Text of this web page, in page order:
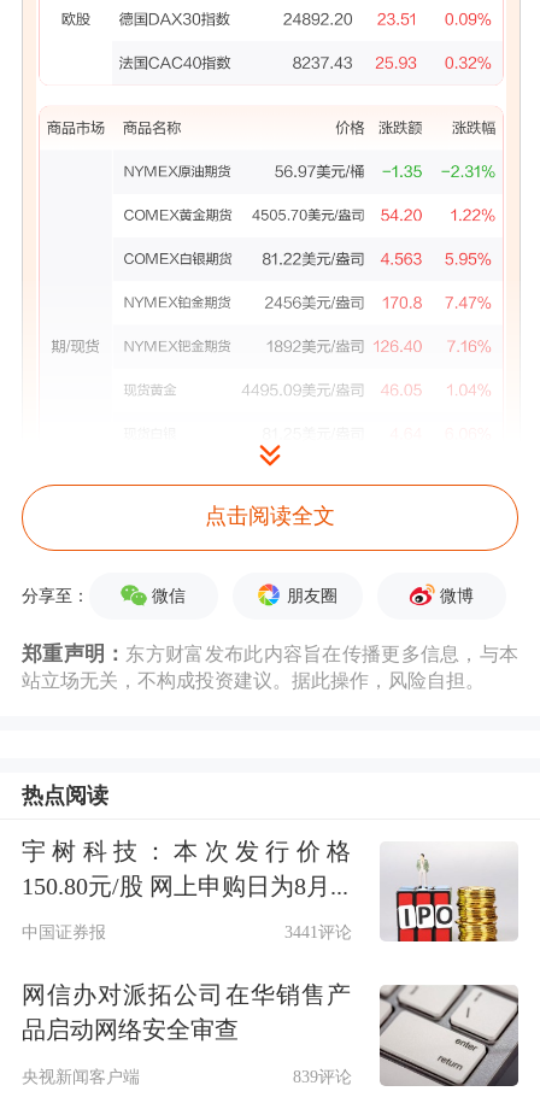
美股市场：
美股三大指数01月06日收盘
全线上涨，道指、标普均创收盘历史新
高。截至收盘，道琼斯工业平均指数比
前一交易日上涨484.9点，收于49462.08
点，涨幅为0.99%；
标准普尔500种股票
指数上涨42.77点，收于6944.82点，涨
点击阅读全文
分享至： 微信 朋友圈 微博
郑重声明： 东方财富发布此内容旨在传播更多信息，与本
站立场无关，不构成投资建议。据此操作，风险自担。
热点阅读
宇树科技：本次发行价格
150.80元/股 网上申购日为8月...
中国证券报 3441评论
网信办对派拓公司在华销售产
品启动网络安全审查
央视新闻客户端 839评论